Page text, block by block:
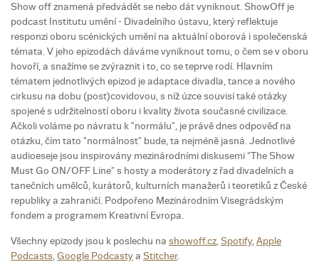
Show off znamená předvádět se nebo dát vyniknout. ShowOff je
podcast Institutu umění - Divadelního ústavu, který reflektuje
responzi oboru scénických umění na aktuální oborová i společenská
témata. V jeho epizodách dáváme vyniknout tomu, o čem se v oboru
hovoří, a snažíme se zvýraznit i to, co se teprve rodí. Hlavním
tématem jednotlivých epizod je adaptace divadla, tance a nového
cirkusu na dobu (post)covidovou, s níž úzce souvisí také otázky
spojené s udržitelností oboru i kvality života současné civilizace.
Ačkoli voláme po návratu k "normálu", je právě dnes odpověď na
otázku, čím tato "normálnost" bude, ta nejméně jasná. Jednotlivé
audioeseje jsou inspirovány mezinárodními diskusemi “The Show
Must Go ON/OFF Line” s hosty a moderátory z řad divadelních a
tanečních umělců, kurátorů, kulturních manažerů i teoretiků z České
republiky a zahraničí. Podpořeno Mezinárodním Visegrádským
fondem a programem Kreativní Evropa.
Všechny epizody jsou k poslechu na showoff.cz, Spotify,Apple
Podcasts,Google Podcastya Stitcher.